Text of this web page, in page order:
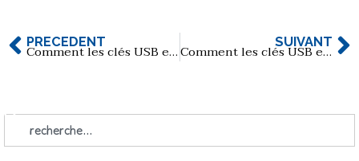
PRÉCÉDENT Comment les clés USB en cuir sont-elles fabriquées et quand sont-elles parfaites ? SUIVANT
Comment les clés USB en cristal sont-elles fabriquées ?